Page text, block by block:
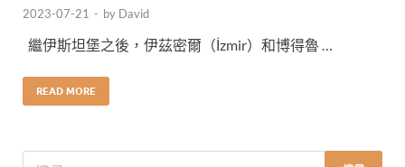
2023-07-21 - by David
繼伊斯坦堡之後，伊茲密爾（İzmir）和博得魯 …
READ MORE